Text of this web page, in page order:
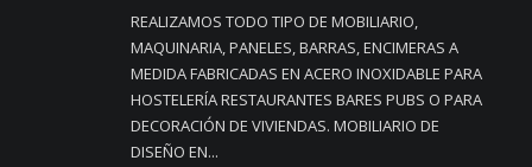
REALIZAMOS TODO TIPO DE MOBILIARIO,
MAQUINARIA, PANELES, BARRAS, ENCIMERAS A
MEDIDA FABRICADAS EN ACERO INOXIDABLE PARA
HOSTELERÍA RESTAURANTES BARES PUBS O PARA
DECORACIÓN DE VIVIENDAS. MOBILIARIO DE
DISEÑO EN...